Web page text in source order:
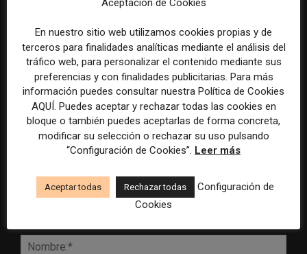
inteligencia artificial Mundial 2026
DEJA UNA RESPUESTA
Aceptación de Cookies
En nuestro sitio web utilizamos cookies propias y de
terceros para finalidades analíticas mediante el análisis del
tráfico web, para personalizar el contenido mediante sus
preferencias y con finalidades publicitarias. Para más
información puedes consultar nuestra Política de Cookies
AQUÍ. Puedes aceptar y rechazar todas las cookies en
bloque o también puedes aceptarlas de forma concreta,
modificar su selección o rechazar su uso pulsando
“Configuración de Cookies”. Leer más
Aceptar todas Rechazar todas
Configuración de
Cookies